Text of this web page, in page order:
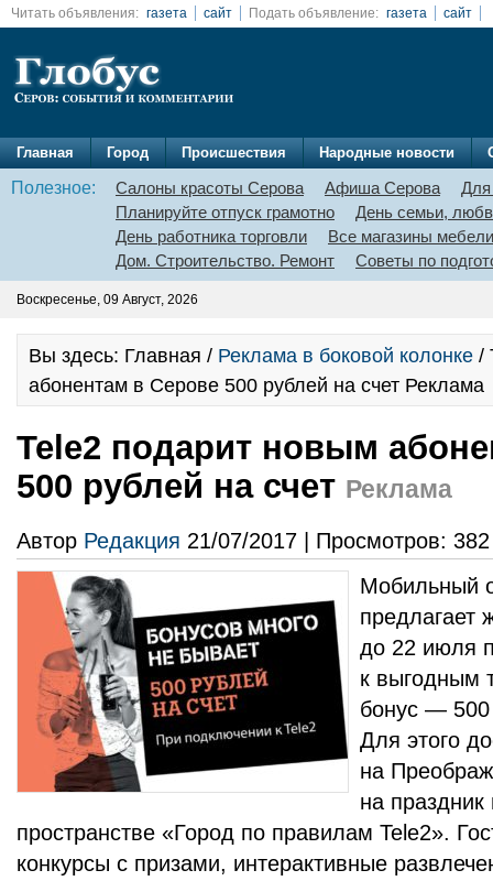
Читать объявления: газета сайт Подать объявление: газета сайт
Главная Город Происшествия Народные новости
Полезное: Салоны красоты Серова Афиша Серова
Для
Планируйте отпуск грамотно
День семьи,
День работника торговли
Все магазины мебели
Дом. Строительство. Ремонт
Советы по
Воскресенье, 09 Август, 2026
Вы здесь: Главная / Реклама в боковой колонке /
абонентам в Серове 500 рублей на счет Реклама
Tele2 подарит новым
500 рублей на счет Реклама
Автор Редакция 21/07/2017 | Просмотров: 382
Мобильный
предлагает
до 22 июля
к выгодным
бонус — 500
Для этого
на
на
пространстве «Город по правилам Tele2».
конкурсы с призами, интерактивные